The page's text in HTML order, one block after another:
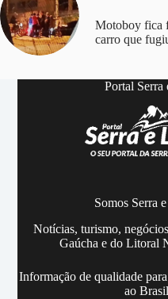
Motoboy fica
carro que
Portal Serra
Somos Serra
Notícias, turismo,
Gaúcha e do Litoral
Informação de qualidade
ao